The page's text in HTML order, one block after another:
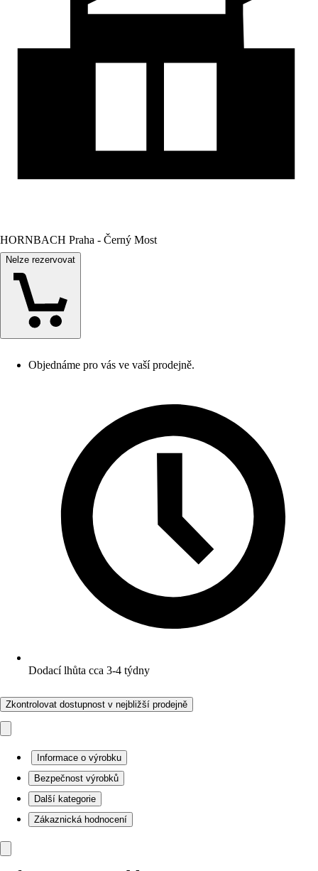
HORNBACH Praha - Černý Most
Nelze rezervovat
Objednáme pro vás ve vaší prodejně.
Dodací lhůta cca 3-4 týdny
Zkontrolovat dostupnost v nejbližší prodejně
Informace o výrobku
Bezpečnost výrobků
Další kategorie
Zákaznická hodnocení